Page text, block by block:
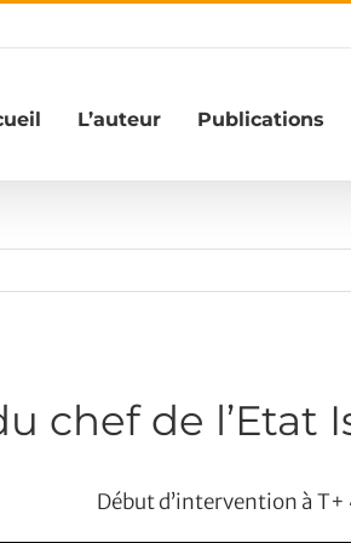
L’auteur Publications
chef de l’Etat
Début d’intervention à